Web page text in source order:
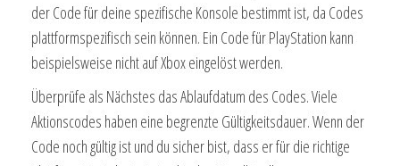
der Code für deine spezifische Konsole bestimmt ist, da Codes
plattformspezifisch sein können. Ein Code für PlayStation kann
beispielsweise nicht auf Xbox eingelöst werden.
Überprüfe als Nächstes das Ablaufdatum des Codes. Viele
Aktionscodes haben eine begrenzte Gültigkeitsdauer. Wenn der
Code noch gültig ist und du sicher bist, dass er für die richtige